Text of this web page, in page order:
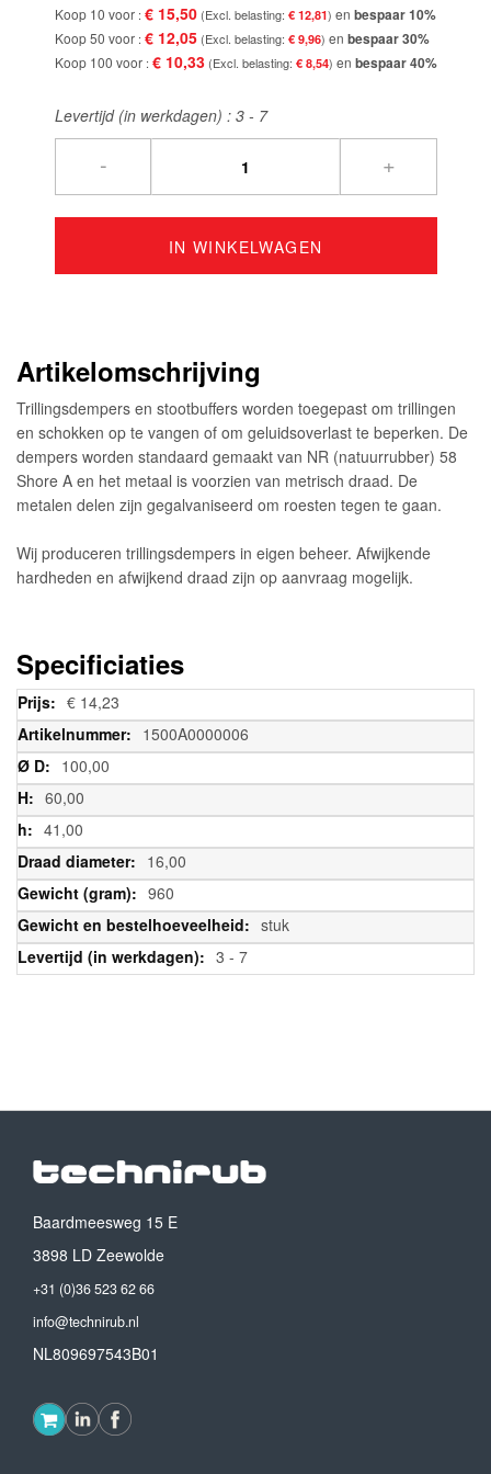
Koop 10 voor € 15,50 € 12,81 en bespaar10%
Koop 50 voor € 12,05 € 9,96 en bespaar30%
Koop 100 voor € 10,33 € 8,54 en bespaar40%
Levertijd (in werkdagen) : 3 - 7
- +
IN WINKELWAGEN
Artikelomschrijving
Trillingsdempers en stootbuffers worden toegepast om trillingen
en schokken op te vangen of om geluidsoverlast te beperken. De
dempers worden standaard gemaakt van NR (natuurrubber) 58
Shore A en het metaal is voorzien van metrisch draad. De
metalen delen zijn gegalvaniseerd om roesten tegen te gaan.
Wij produceren trillingsdempers in eigen beheer. Afwijkende
hardheden en afwijkend draad zijn op aanvraag mogelijk.
Specificiaties
Meer
informatie
€ 14,23
1500A0000006
100,00
60,00
41,00
16,00
960
stuk
3 - 7
Baardmeesweg 15 E
3898 LD Zeewolde
+31 (0)36 523 62 66
info@technirub.nl
NL809697543B01